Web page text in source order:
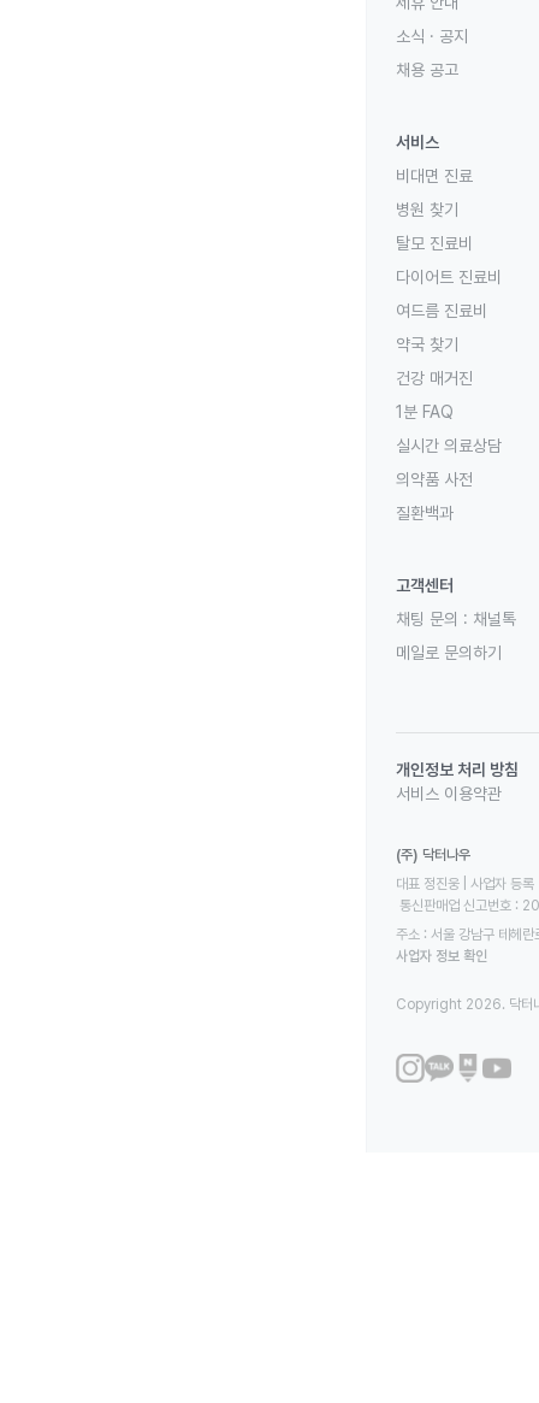
소식 · 공지
채용 공고
서비스
비대면 진료
병원 찾기
탈모 진료비
다이어트 진료비
여드름 진료비
약국 찾기
건강 매거진
1분 FAQ
실시간 의료상담
의약품 사전
질환백과
고객센터
채팅 문의 : 채널톡
메일로 문의하기
개인정보 처리 방침
서비스 이용약관
(주) 닥터나우
대표 정진웅 | 사업자
통신판매업 신고번호
주소 : 서울 강남구 테헤
사업자 정보 확인
Copyright 2026. 닥터